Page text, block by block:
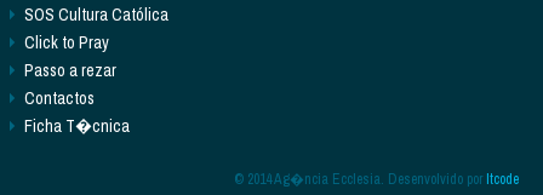
SOS Cultura Católica
Click to Pray
Passo a rezar
Contactos
Ficha T�cnica
© 2014 Ag�ncia Ecclesia. Desenvolvido porItcode